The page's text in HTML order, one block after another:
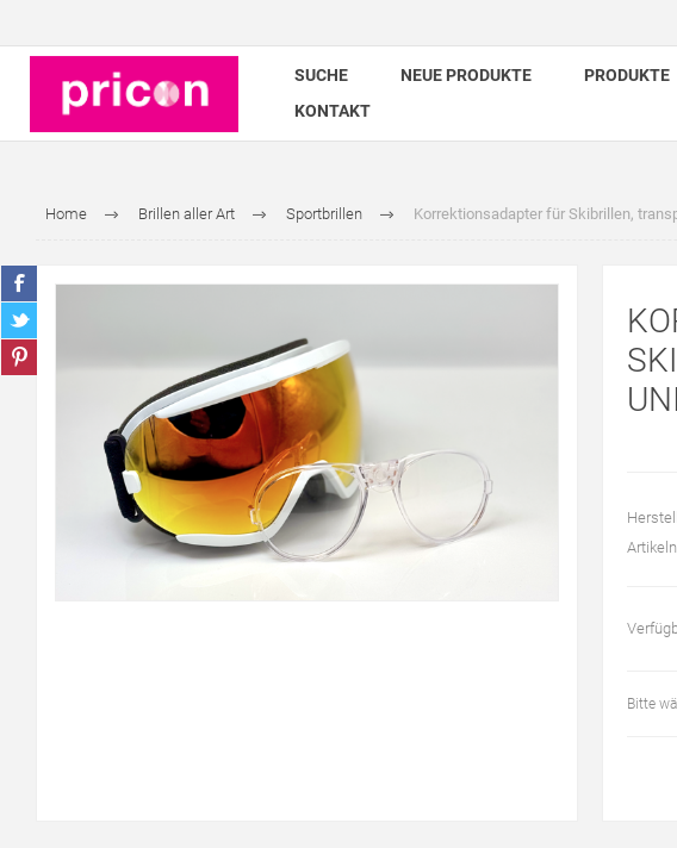
SUCHE NEUE PRODUKTE PRODUKTE
KONTAKT
Home Brillen aller Art Sportbrillen Korrektionsadapter für Skibrillen,
Bitte